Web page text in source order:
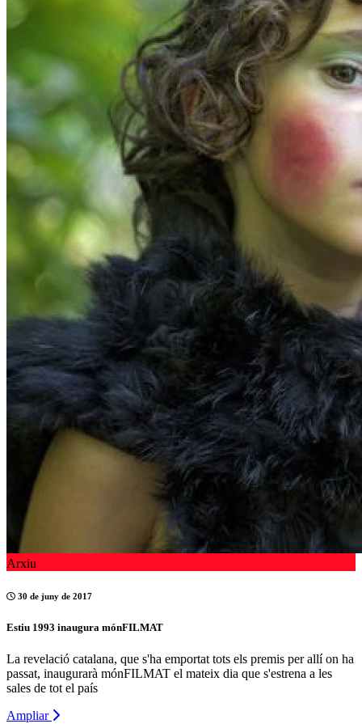
Arxiu
30 de juny de 2017
Estiu 1993 inaugura mónFILMAT
La revelació catalana, que s'ha emportat tots els premis per allí on ha
passat, inaugurarà mónFILMAT el mateix dia que s'estrena a les
sales de tot el país
Ampliar